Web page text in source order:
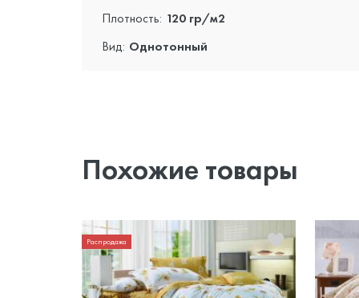
Плотность: 120 гр/м2
Вид: Однотонный
Похожие товары
Распродажа